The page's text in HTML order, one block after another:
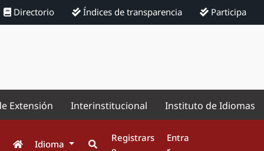
Directorio Índices de transparencia Participa
Extensión Interinstitucional Instituto de Idiomas
Idioma
Registrars
Entra